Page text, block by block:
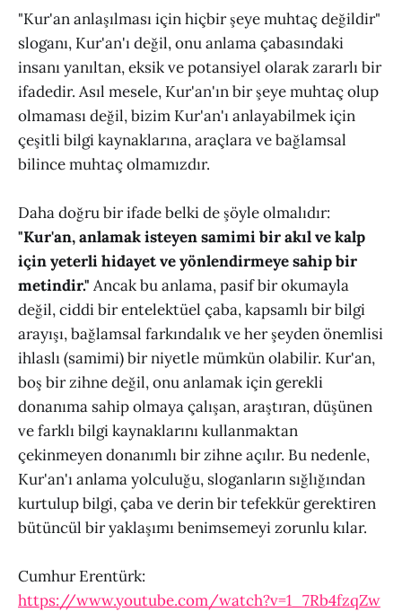
"Kur'an anlaşılması için hiçbir şeye muhtaç değildir"
sloganı, Kur'an'ı değil, onu anlama çabasındaki
insanı yanıltan, eksik ve potansiyel olarak zararlı bir
ifadedir. Asıl mesele, Kur'an'ın bir şeye muhtaç olup
olmaması değil, bizim Kur'an'ı anlayabilmek için
çeşitli bilgi kaynaklarına, araçlara ve bağlamsal
bilince muhtaç olmamızdır.
Daha doğru bir ifade belki de şöyle olmalıdır:
"Kur'an, anlamak isteyen samimi bir akıl ve kalp
için yeterli hidayet ve yönlendirmeye sahip bir
metindir." Ancak bu anlama, pasif bir okumayla
değil, ciddi bir entelektüel çaba, kapsamlı bir bilgi
arayışı, bağlamsal farkındalık ve her şeyden önemlisi
ihlaslı (samimi) bir niyetle mümkün olabilir. Kur'an,
boş bir zihne değil, onu anlamak için gerekli
donanıma sahip olmaya çalışan, araştıran, düşünen
ve farklı bilgi kaynaklarını kullanmaktan
çekinmeyen donanımlı bir zihne açılır. Bu nedenle,
Kur'an'ı anlama yolculuğu, sloganların sığlığından
kurtulup bilgi, çaba ve derin bir tefekkür gerektiren
bütüncül bir yaklaşımı benimsemeyi zorunlu kılar.
Cumhur Erentürk:
https://www.youtube.com/watch?v=1_7Rb4fzqZw